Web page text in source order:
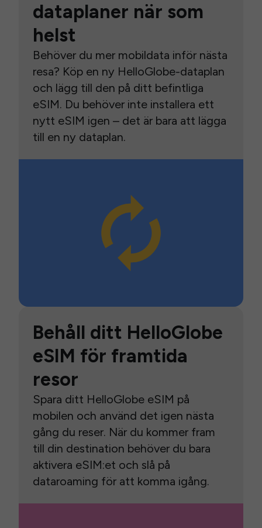
dataplaner när som
helst
Behöver du mer mobildata inför nästa
resa? Köp en ny HelloGlobe-dataplan
och lägg till den på ditt befintliga
eSIM. Du behöver inte installera ett
nytt eSIM igen – det är bara att lägga
till en ny dataplan.
Behåll ditt HelloGlobe
eSIM för framtida
resor
Spara ditt HelloGlobe eSIM på
mobilen och använd det igen nästa
gång du reser. När du kommer fram
till din destination behöver du bara
aktivera eSIM:et och slå på
dataroaming för att komma igång.